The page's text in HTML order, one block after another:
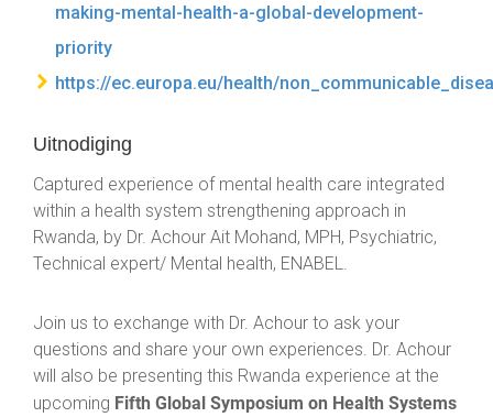
making-mental-health-a-global-development-
priority
https://ec.europa.eu/health/
Uitnodiging
Captured experience of mental health care integrated
within a health system strengthening approach in
Rwanda, by Dr. Achour Ait Mohand, MPH, Psychiatric,
Technical expert/ Mental health, ENABEL.
Join us to exchange with Dr. Achour to ask your
questions and share your own experiences. Dr. Achour
will also be presenting this Rwanda experience at the
upcoming Fifth Global Symposium on Health Systems